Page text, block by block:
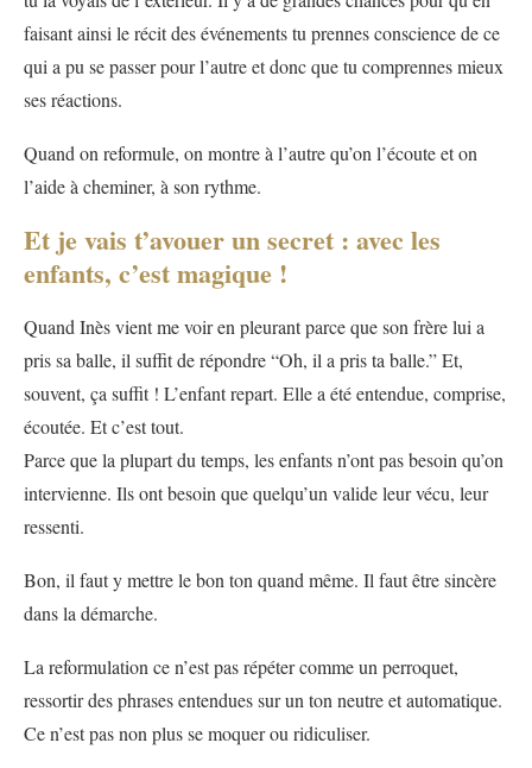
faisant ainsi le récit des événements tu prennes conscience de ce
qui a pu se passer pour l’autre et donc que tu comprennes mieux
ses réactions.
Quand on reformule, on montre à l’autre qu’on l’écoute et on
l’aide à cheminer, à son rythme.
Et je vais t’avouer un secret : avec les
enfants, c’est magique !
Quand Inès vient me voir en pleurant parce que son frère lui a
pris sa balle, il suffit de répondre “Oh, il a pris ta balle.” Et,
souvent, ça suffit ! L’enfant repart. Elle a été entendue, comprise,
écoutée. Et c’est tout.
Parce que la plupart du temps, les enfants n’ont pas besoin qu’on
intervienne. Ils ont besoin que quelqu’un valide leur vécu, leur
ressenti.
Bon, il faut y mettre le bon ton quand même. Il faut être sincère
dans la démarche.
La reformulation ce n’est pas répéter comme un perroquet,
ressortir des phrases entendues sur un ton neutre et automatique.
Ce n’est pas non plus se moquer ou ridiculiser.